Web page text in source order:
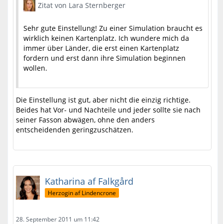
Zitat von Lara Sternberger
Sehr gute Einstellung! Zu einer Simulation braucht es
wirklich keinen Kartenplatz. Ich wundere mich da
immer über Länder, die erst einen Kartenplatz
fordern und erst dann ihre Simulation beginnen
wollen.
Die Einstellung ist gut, aber nicht die einzig richtige.
Beides hat Vor- und Nachteile und jeder sollte sie nach
seiner Fasson abwägen, ohne den anders
entscheidenden geringzuschätzen.
Katharina af Falkgård
Herzogin af Lindencrone
28. September 2011 um 11:42